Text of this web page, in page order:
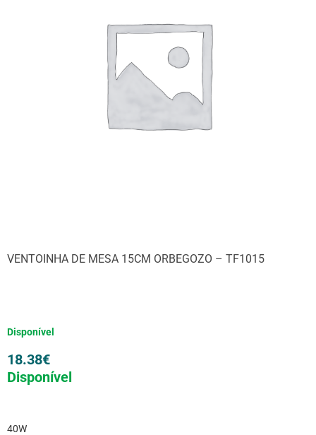
VENTOINHA DE MESA 15CM ORBEGOZO – TF1015
Disponível
18.38€
Disponível
40W